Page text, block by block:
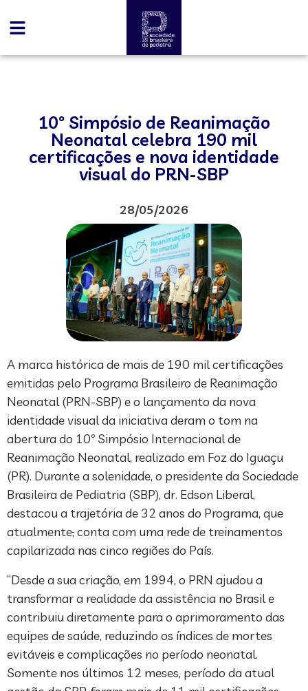
10º Simpósio de Reanimação
Neonatal celebra 190 mil
certificações e nova identidade
visual do PRN-SBP
28/05/2026
A marca histórica de mais de 190 mil certificações
emitidas pelo Programa Brasileiro de Reanimação
Neonatal (PRN-SBP) e o lançamento da nova
identidade visual da iniciativa deram o tom na
abertura do 10º Simpósio Internacional de
Reanimação Neonatal, realizado em Foz do Iguaçu
(PR). Durante a solenidade, o presidente da Sociedade
Brasileira de Pediatria (SBP), dr. Edson Liberal,
destacou a trajetória de 32 anos do Programa, que
atualmente,conta com uma rede de treinamentos
capilarizada nas cinco regiões do País.
“Desde a sua criação, em 1994, o PRN ajudou a
transformar a realidade da assistência no Brasil e
contribuiu diretamente para o aprimoramento das
equipes de saúde, reduzindo os índices de mortes
evitáveis e complicações no período neonatal.
Somente nos últimos 12 meses, período da atual